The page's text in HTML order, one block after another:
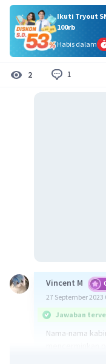
Ikuti Tryout
100rb
Habis dalam
2 1
Vincent M
27 September 2023
Jawaban
Nama-nama